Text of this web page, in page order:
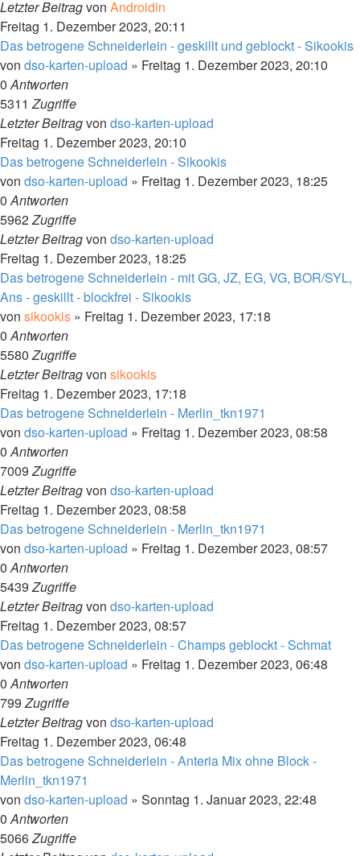
Letzter Beitragvon Androidin
Freitag 1. Dezember 2023, 20:11
Das betrogene Schneiderlein - geskillt und geblockt - Sikookis
von dso-karten-upload » Freitag 1. Dezember 2023, 20:10
0Antworten
5311Zugriffe
Letzter Beitragvon dso-karten-upload
Freitag 1. Dezember 2023, 20:10
Das betrogene Schneiderlein - Sikookis
von dso-karten-upload » Freitag 1. Dezember 2023, 18:25
0Antworten
5962Zugriffe
Letzter Beitragvon dso-karten-upload
Freitag 1. Dezember 2023, 18:25
Das betrogene Schneiderlein - mit GG, JZ, EG, VG, BOR/SYL,
Ans - geskillt - blockfrei - Sikookis
von sikookis » Freitag 1. Dezember 2023, 17:18
0Antworten
5580Zugriffe
Letzter Beitragvon sikookis
Freitag 1. Dezember 2023, 17:18
Das betrogene Schneiderlein - Merlin_tkn1971
von dso-karten-upload » Freitag 1. Dezember 2023, 08:58
0Antworten
7009Zugriffe
Letzter Beitragvon dso-karten-upload
Freitag 1. Dezember 2023, 08:58
Das betrogene Schneiderlein - Merlin_tkn1971
von dso-karten-upload » Freitag 1. Dezember 2023, 08:57
0Antworten
5439Zugriffe
Letzter Beitragvon dso-karten-upload
Freitag 1. Dezember 2023, 08:57
Das betrogene Schneiderlein - Champs geblockt - Schmat
von dso-karten-upload » Freitag 1. Dezember 2023, 06:48
0Antworten
799Zugriffe
Letzter Beitragvon dso-karten-upload
Freitag 1. Dezember 2023, 06:48
Das betrogene Schneiderlein - Anteria Mix ohne Block -
Merlin_tkn1971
von dso-karten-upload » Sonntag 1. Januar 2023, 22:48
0Antworten
5066Zugriffe